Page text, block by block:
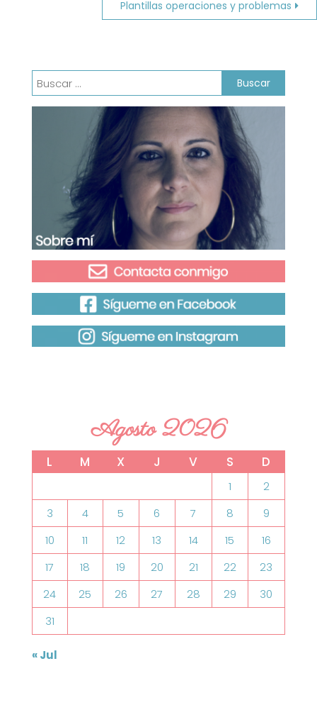
Plantillas operaciones y problemas
Buscar:
Agosto 2026
L M X J V S D
1
2
3
4 5 6 7 8
9
10
11 12 13 14 15
16
17
18 19 20 21 22
23
24
25 26 27 28 29
30
31
« Jul